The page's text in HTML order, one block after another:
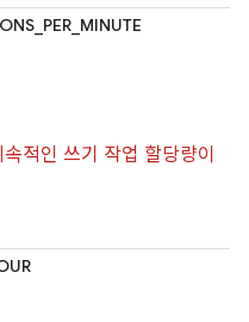
적인 쓰기 작업 할당량이